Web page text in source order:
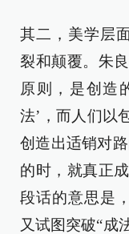
其二，美学层
裂和颠覆。朱
原则，是创造
法’，而人们以
创造出适销对
的时，就真正
段话的意思是
又试图突破“成